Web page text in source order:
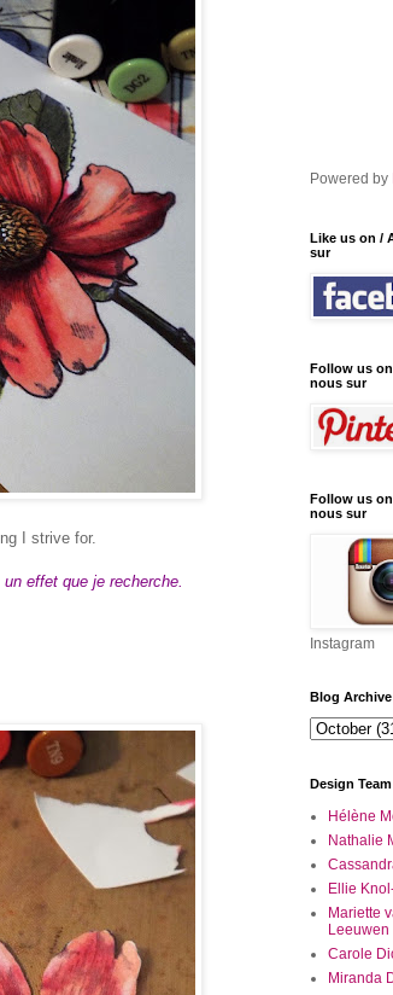
I strive for.
effet que je recherche.
Powered by
Like us on /
sur
Follow us
nous sur
Follow us
nous sur
Instagram
Blog Archive
Design Team
Hélène
Nathalie
Ellie
Mariette
Leeuwen
Carole
Miranda